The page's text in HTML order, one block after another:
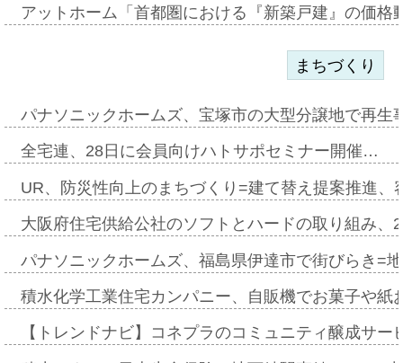
アットホーム「首都圏における『新築戸建』の価
まちづくり
パナソニックホームズ、宝塚市の大型分譲地で再
全宅連、28日に会員向けハトサポセミナー開催…
UR、防災性向上のまちづくり=建て替え提案推進
大阪府住宅供給公社のソフトとハードの取り組み
パナソニックホームズ、福島県伊達市で街びらき=
積水化学工業住宅カンパニー、自販機でお菓子や
【トレンドナビ】コネプラのコミュニティ醸成サ